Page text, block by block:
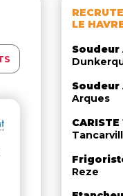
LE
Soudeur
Soudeur
Arques
CARISTE
Reze